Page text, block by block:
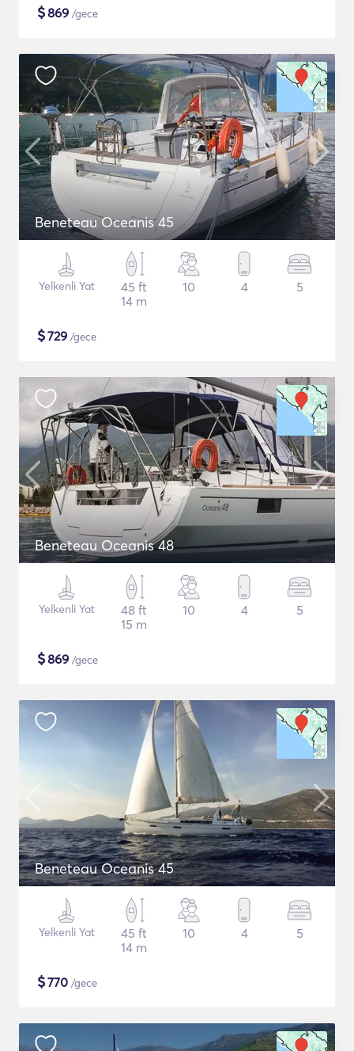
$869 /gece
Beneteau Oceanis 45
Yelkenli Yat
45 ft
14 m
10 4 5
$729 /gece
Beneteau Oceanis 48
Yelkenli Yat
48 ft
15 m
10 4 5
$869 /gece
Beneteau Oceanis 45
Yelkenli Yat
45 ft
14 m
10 4 5
$770 /gece